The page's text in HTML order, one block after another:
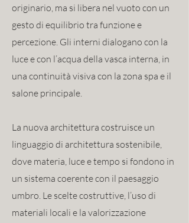
originario, ma si libera nel vuoto con un
gesto di equilibrio tra funzione e
percezione. Gli interni dialogano con la
luce e con l’acqua della vasca interna, in
una continuità visiva con la zona spa e il
salone principale.
La nuova architettura costruisce un
linguaggio di architettura sostenibile,
dove materia, luce e tempo si fondono in
un sistema coerente con il paesaggio
umbro. Le scelte costruttive, l’uso di
materiali locali e la valorizzazione